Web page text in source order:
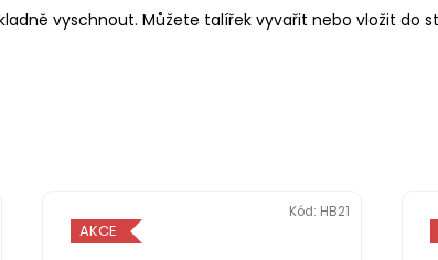
vyschnout. Můžete talířek vyvařit nebo vložit do
AKCE
Kód: HB21